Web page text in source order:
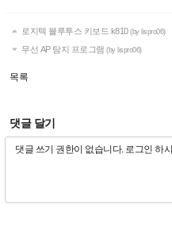
로지텍 블루투스 키보드 k810(by lispro06)
무선 AP 탐지 프로그램 (by lispro06)
목록
댓글 달기